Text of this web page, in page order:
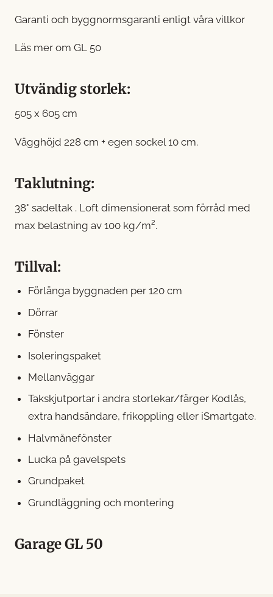
Garanti och byggnormsgaranti enligt våra villkor
Läs mer om GL 50
Utvändig storlek:
505 x 605 cm
Vägghöjd 228 cm + egen sockel 10 cm.
Taklutning:
38° sadeltak . Loft dimensionerat som förråd med
max belastning av 100 kg/m².
Tillval:
Förlänga byggnaden per 120 cm
Dörrar
Fönster
Isoleringspaket
Mellanväggar
Takskjutportar i andra storlekar/färger Kodlås,
extra handsändare, frikoppling eller iSmartgate.
Halvmånefönster
Lucka på gavelspets
Grundpaket
Grundläggning och montering
Garage GL 50